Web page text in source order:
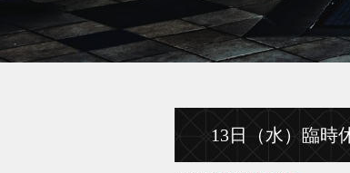
13日（水）臨時